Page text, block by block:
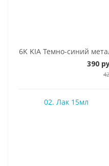
6K KIA Темно-синий
390
02. Лак 15мл